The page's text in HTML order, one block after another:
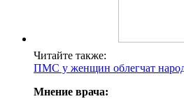
Читайте также:
ПМС у женщин облегчат
Мнение врача: